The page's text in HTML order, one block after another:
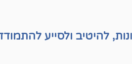
להיטיב ולסייע